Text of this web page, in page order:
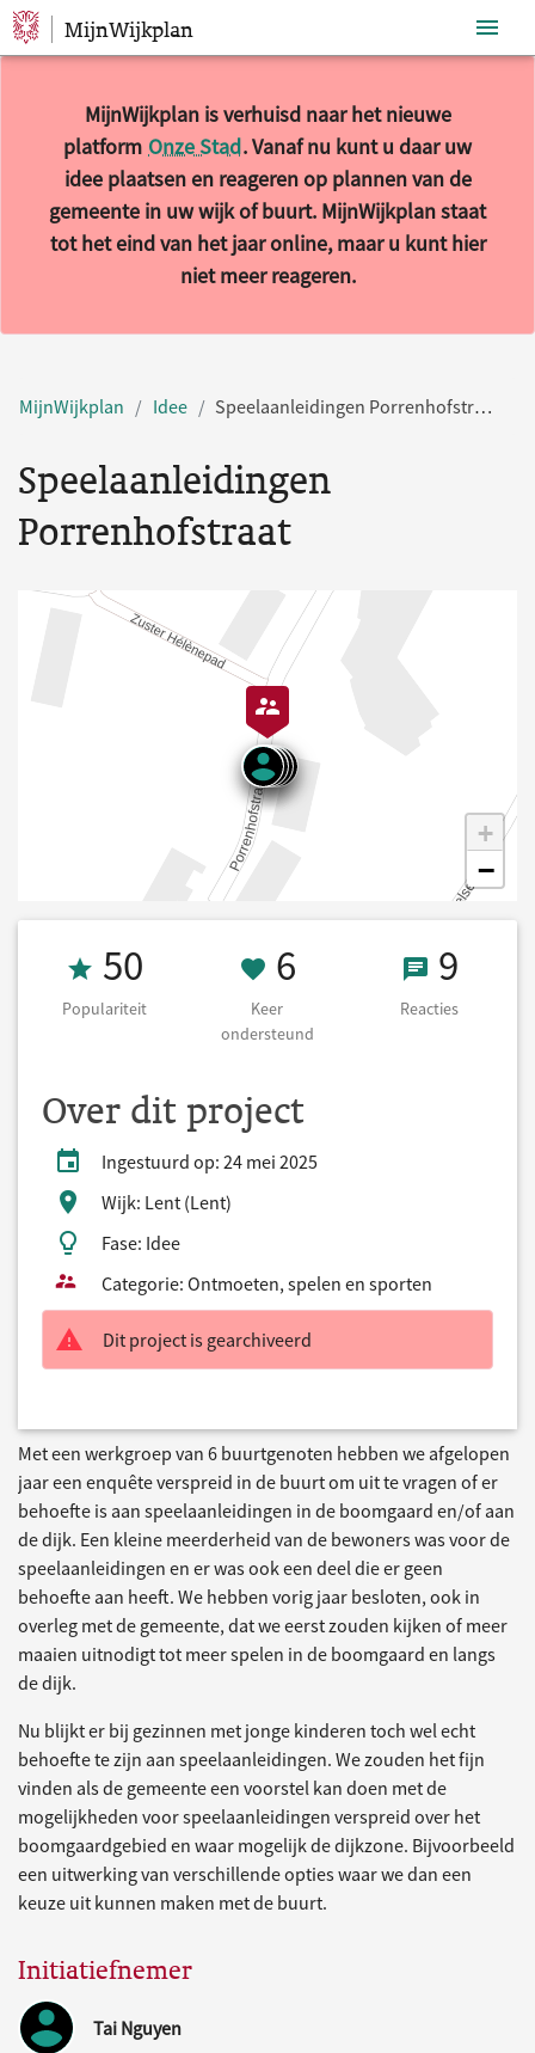
Sla navigatie over
MijnWijkplan
MijnWijkplan is verhuisd naar het nieuwe
platform Onze Stad. Vanaf nu kunt u daar uw
idee plaatsen en reageren op plannen van de
gemeente in uw wijk of buurt. MijnWijkplan staat
tot het eind van het jaar online, maar u kunt hier
niet meer reageren.
MijnWijkplan Idee Speelaanleidingen Porrenhofstraat
Speelaanleidingen
Porrenhofstraat
+
−
Populariteit 50
50
Populariteit
6 Keer
6
Keer
ondersteund
9 9
Reacties
Over dit project
Ingestuurd op: 24 mei 2025
Wijk: Lent (Lent)
Fase: Idee
Categorie: Ontmoeten, spelen en sporten
Dit project is gearchiveerd
Met een werkgroep van 6 buurtgenoten hebben we afgelopen
jaar een enquête verspreid in de buurt om uit te vragen of er
behoefte is aan speelaanleidingen in de boomgaard en/of aan
de dijk. Een kleine meerderheid van de bewoners was voor de
speelaanleidingen en er was ook een deel die er geen
behoefte aan heeft. We hebben vorig jaar besloten, ook in
overleg met de gemeente, dat we eerst zouden kijken of meer
maaien uitnodigt tot meer spelen in de boomgaard en langs
de dijk.
Nu blijkt er bij gezinnen met jonge kinderen toch wel echt
behoefte te zijn aan speelaanleidingen. We zouden het fijn
vinden als de gemeente een voorstel kan doen met de
mogelijkheden voor speelaanleidingen verspreid over het
boomgaardgebied en waar mogelijk de dijkzone. Bijvoorbeeld
een uitwerking van verschillende opties waar we dan een
keuze uit kunnen maken met de buurt.
Initiatiefnemer
Tai Nguyen